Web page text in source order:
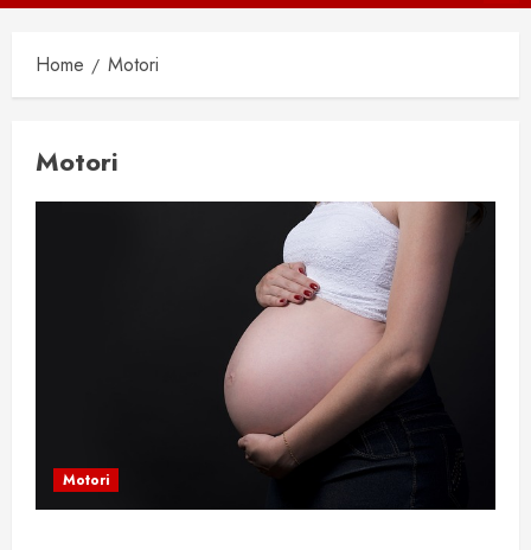
Home Motori
Motori
Motori